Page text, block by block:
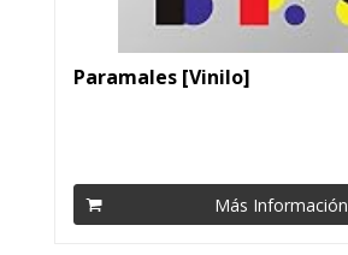
Paramales [Vinilo]
Más Información